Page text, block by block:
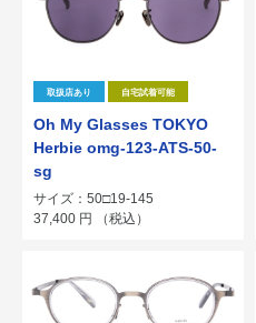
取扱店あり 自宅試着可能
Oh My Glasses TOKYO
Herbie omg-123-ATS-50-
sg
サイズ：50□19-145
37,400 円 （税込）